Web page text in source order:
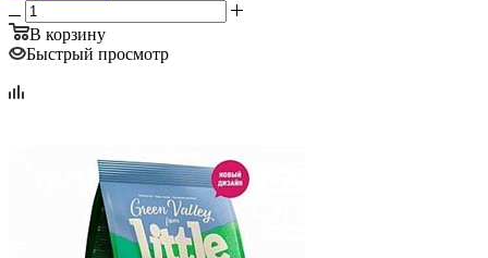
В корзину
Быстрый просмотр